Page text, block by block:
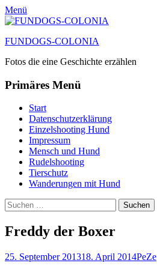
Menü
FUNDOGS-COLONIA
Fotos die eine Geschichte erzählen
Primäres Menü
Zum
Inhalt
springen
Start
Datenschutzerklärung
Einzelshooting Hund
Impressum
Mensch und Hund
Rudelshooting
Tierschutz
Wanderungen mit Hund
Suchen
Suche
nach:
Freddy der Boxer
Posted
25. September 201318. April 2014Autor
PeZe